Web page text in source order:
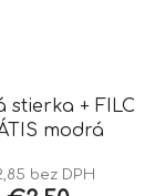
stierka + FILC
modrá
bez DPH